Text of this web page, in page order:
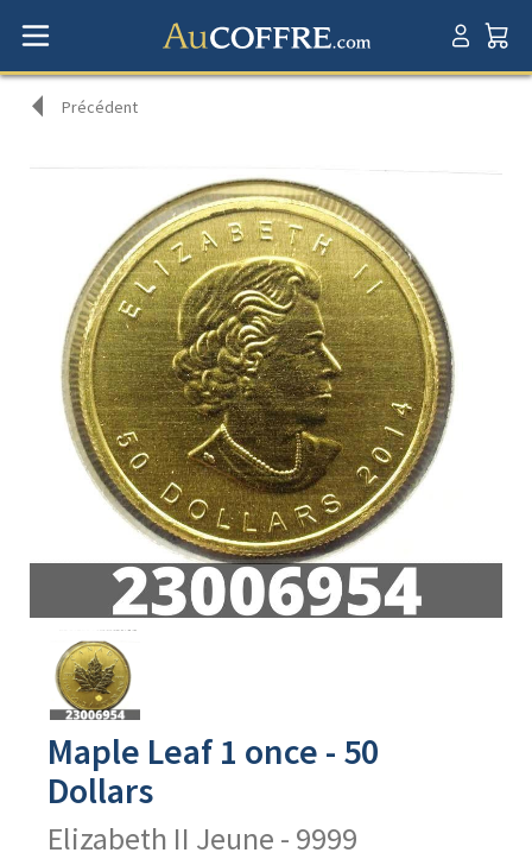
Précédent
produit
Maple Leaf 1 once - 50
Dollars
Elizabeth II Jeune - 9999